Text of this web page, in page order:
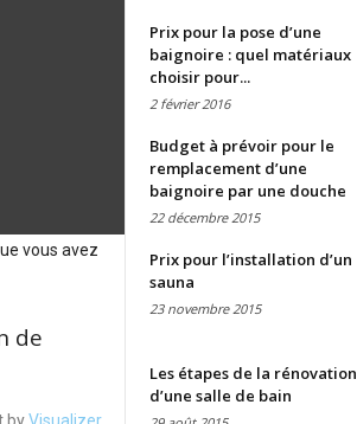
vous avez
de
byVisualizer
Prix pour la pose d’une
baignoire : quel matériaux
choisir pour...
2 février 2016
Budget à prévoir pour le
remplacement d’une
baignoire par une douche
22 décembre 2015
Prix pour l’installation d’un
sauna
23 novembre 2015
Les étapes de la rénovation
d’une salle de bain